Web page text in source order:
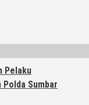
Pelaku
Polda Sumbar